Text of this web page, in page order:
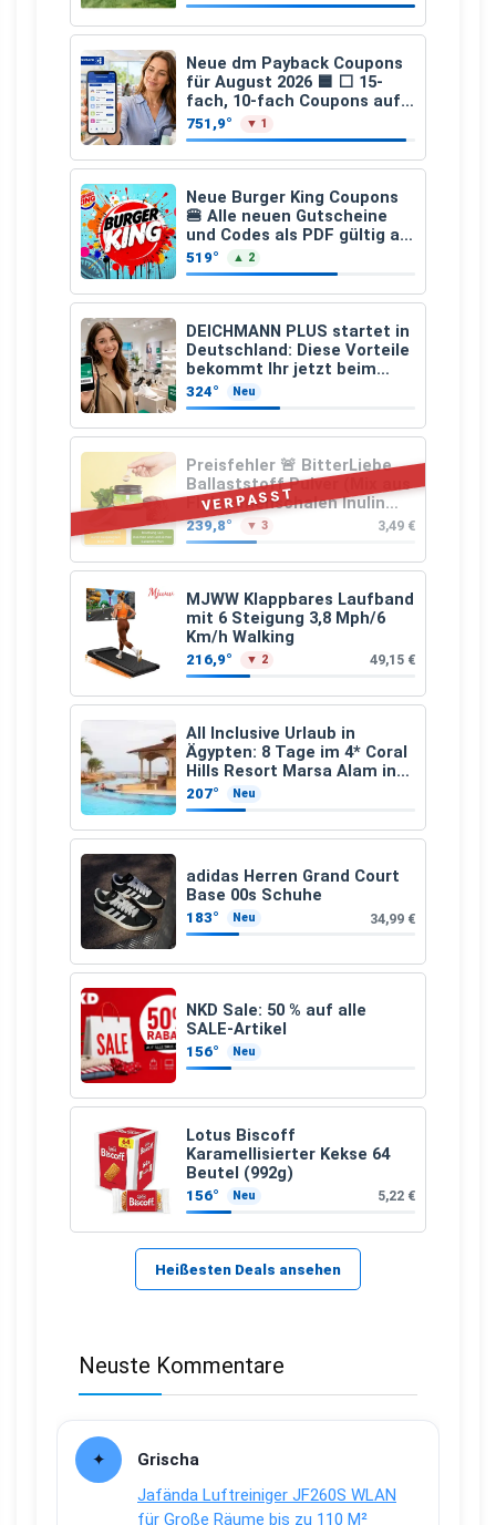
Neue dm Payback Coupons
für August 2026 🟦 ⬜ 15-
fach, 10-fach Coupons auf
den gesamten Einkauf ab 2
€
751,9° ▼ 1
Neue Burger King Coupons
🍔 Alle neuen Gutscheine
und Codes als PDF gültig ab
25.07.2026 bis 04.09.2026
519° ▲ 2
DEICHMANN PLUS startet in
Deutschland: Diese Vorteile
bekommt Ihr jetzt beim
Schuhkauf
324° Neu
VERPASST
Preisfehler 🚨 BitterLiebe
Ballaststoff Pulver (Mix aus
Flohsamenschalen Inulin
(Präbiotika) Leinsamen &
Apfelfaser)
239,8° ▼ 3 3,49 €
MJWW Klappbares Laufband
mit 6 Steigung 3,8 Mph/6
Km/h Walking
216,9° ▼ 2 49,15 €
All Inclusive Urlaub in
Ägypten: 8 Tage im 4* Coral
Hills Resort Marsa Alam inkl.
Flüge ab 299 € p.P.
207° Neu
adidas Herren Grand Court
Base 00s Schuhe
183° Neu 34,99 €
NKD Sale: 50 % auf alle
SALE-Artikel
156° Neu
Lotus Biscoff
Karamellisierter Kekse 64
Beutel (992g)
156° Neu 5,22 €
Heißesten Deals ansehen
Neuste Kommentare
Grischa
Jafända Luftreiniger JF260S WLAN
für Große Räume bis zu 110 M²